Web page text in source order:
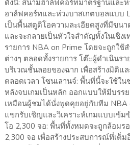
ดังนี้: สนามฮาล์ฟคอร์ทมาตรฐานและ
ฮาล์ฟคอร์ทและห่วงบาสเกตบอลแบบ
เป็นพื้นสตูดิโอความละเอียดสูงที่มีขน
และจะกลายเป็นหัวใจสำคัญทั้งในเชิ
รายการ NBA on Prime โดยจะถูกใช้
ต่างๆ ตลอดทั้งรายการ โต๊ะผู้ดำเนินร
บริเวณชั้นลอยของฉาก เพื่อสร้างมิติแ
ตลอดเวลา โซนเลานจ์: พื้นที่นี้จะใช้ใน
หลังจบเกมเป็นหลัก ออกแบบให้มีบรร
เหมือนผู้ชมได้นั่งพูดคุยอยู่กับทีม
แขกรับเชิญและวิเคราะห์เกมแบบเข้ม
โอ 2,300 จอ: พื้นที่ทั้งหมดจะถูกล้อมร
2,300 จอ เพื่อสร้างประสบการณ์ที่เต็